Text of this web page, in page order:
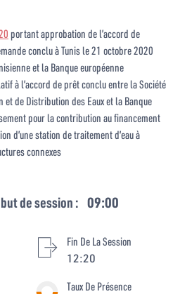
portant approbation de l’accord de
conclu à Tunis le 21 octobre 2020
et la Banque européenne
à l’accord de prêt conclu entre la Société
et de Distribution des Eaux et la Banque
pour la contribution au financement
d’une station de traitement d’eau à
connexes
de session : 09:00
Fin De La Session
12:20
Taux De Présence